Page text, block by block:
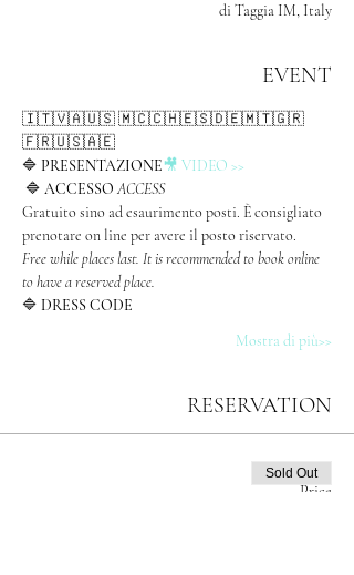
di Taggia IM, Italy
EVENT
🇮🇹🇻🇦🇺🇸 🇲🇨🇨🇭🇪🇸🇩🇪🇲🇹🇬🇷
🇫🇷🇺🇸🇦🇪
🔷 PRESENTAZIONE🎥 VIDEO >>
🔷 ACCESSO ACCESS
Gratuito sino ad esaurimento posti. È consigliato
prenotare on line per avere il posto riservato.
Free while places last. It is recommended to book online
to have a reserved place.
🔷 DRESS CODE
Mostra di più>>
RESERVATION
Price
Sold Out